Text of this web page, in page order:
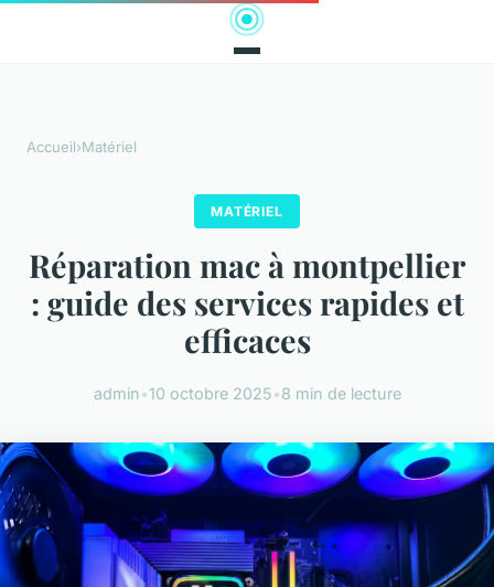
Accueil›Matériel
MATÉRIEL
Réparation mac à montpellier
: guide des services rapides et
efficaces
admin•10 octobre 2025•8 min de lecture